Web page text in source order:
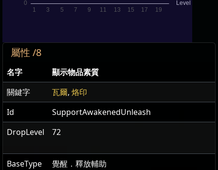
屬性 /8
名字
顯示物品素質
關鍵字
瓦爾, 烙印
Id
SupportAwakenedUnleash
DropLevel
72
BaseType 覺醒．釋放輔助